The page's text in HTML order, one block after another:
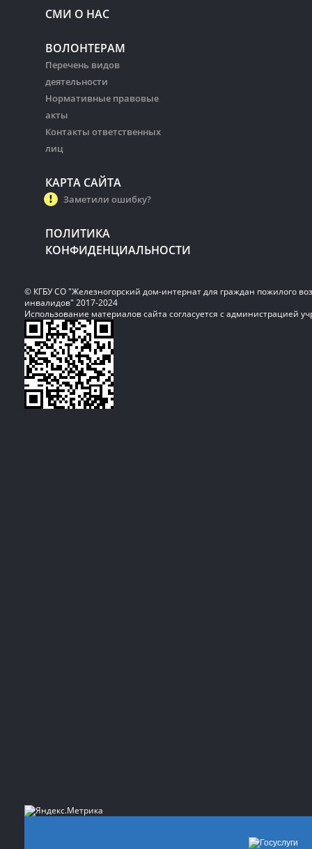
СМИ О НАС
ВОЛОНТЕРАМ
Перечень видов
деятельности
Нормативные правовые
акты
Контакты ответственных
лиц
КАРТА САЙТА
Заметили ошибку?
ПОЛИТИКА
КОНФИДЕНЦИАЛЬНОСТИ
© КГБУ СО "Железногорский дом-интернат для граждан пожилого
инвалидов" 2017-2024
Использование материалов сайта согласуется с администрацией